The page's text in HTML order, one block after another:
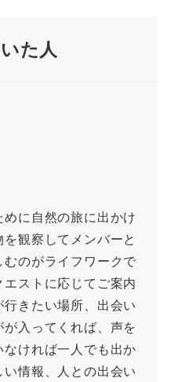
た人
に自然の旅に出かけ
観察してメンバーと
のがライフワークで
ストに応じてご案内
きたい場所、出会い
入ってくれば、声を
ければ一人でも出か
情報、人との出会い